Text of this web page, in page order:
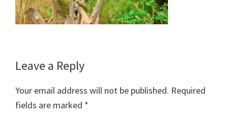
Reader
Interactions
Leave a Reply
Your email address will not be published. Required
fields are marked *